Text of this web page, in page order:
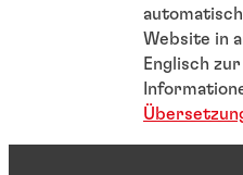
Website in
Englisch